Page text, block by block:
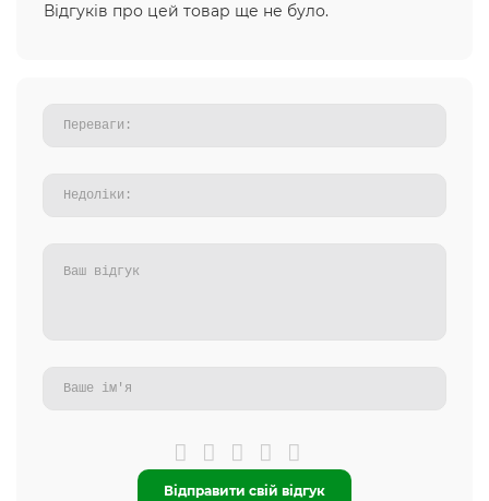
Відгуків про цей товар ще не було.
Відправити свій відгук